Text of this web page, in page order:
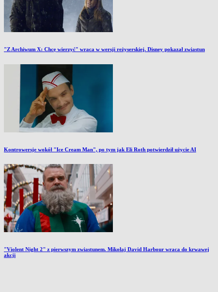
"Z Archiwum X: Chcę wierzyć" wraca w wersji reżyserskiej. Disney pokazał zwiastun
Kontrowersje wokół "Ice Cream Man", po tym jak Eli Roth potwierdził użycie AI
"Violent Night 2" z pierwszym zwiastunem. Mikołaj David Harbour wraca do krwawej
akcji